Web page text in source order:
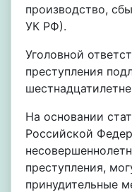
производство,
УК РФ).
Уголовной
преступления
На основании
Российской
преступления,
принудительные